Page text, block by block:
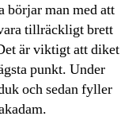
börjar man med att
tillräckligt brett
är viktigt att diket
punkt. Under
och sedan fyller